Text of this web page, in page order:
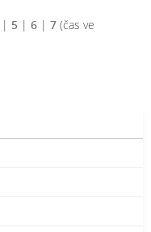
| 5 | 6 | 7 (čas ve